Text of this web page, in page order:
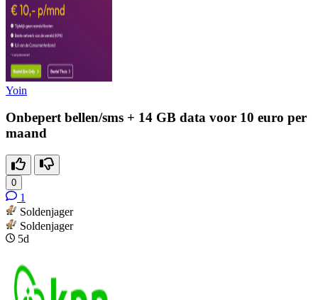
Yoin
Onbepert bellen/sms + 14 GB data voor 10 euro per
maand
0
1
Soldenjager
Soldenjager
5d